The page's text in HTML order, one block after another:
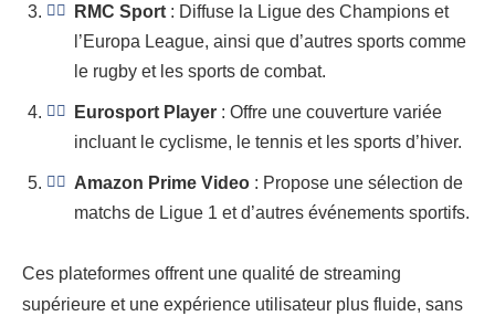
RMC Sport : Diffuse la Ligue des Champions et
l’Europa League, ainsi que d’autres sports comme
le rugby et les sports de combat.
Eurosport Player : Offre une couverture variée
incluant le cyclisme, le tennis et les sports d’hiver.
Amazon Prime Video : Propose une sélection de
matchs de Ligue 1 et d’autres événements sportifs.
Ces plateformes offrent une qualité de streaming
supérieure et une expérience utilisateur plus fluide, sans